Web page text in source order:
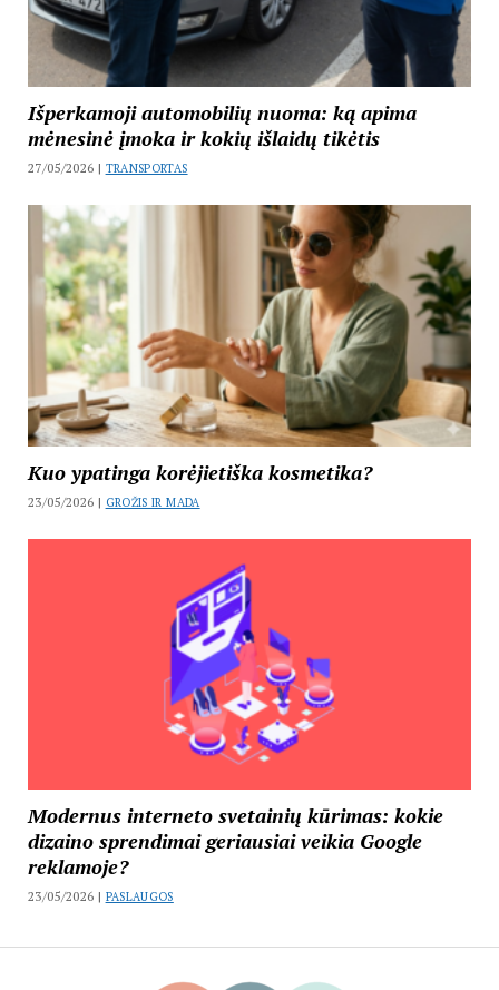
Išperkamoji automobilių nuoma: ką apima
mėnesinė įmoka ir kokių išlaidų tikėtis
27/05/2026 | TRANSPORTAS
Kuo ypatinga korėjietiška kosmetika?
23/05/2026 | GROŽIS IR MADA
Modernus interneto svetainių kūrimas: kokie
dizaino sprendimai geriausiai veikia Google
reklamoje?
23/05/2026 | PASLAUGOS